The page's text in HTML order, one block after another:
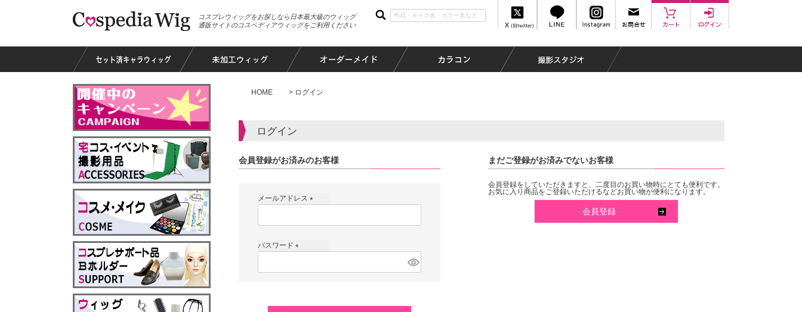
コスプレウィッグをお探しなら日本最大級のウィッグ
通販サイトのコスペディアウィッグをご利用ください
HOME ログイン
ログイン
会員登録がお済みのお客様
メールアドレス
必
パスワード
必
まだご登録がお済みでないお客様
会員登録をしていただきますと、二度目のお買い物時にとても便利です。
お気に入り商品をご登録いただけるなどお買い物が便利になります。
会員登録